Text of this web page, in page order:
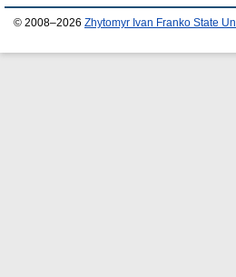
© 2008–2026 Zhytomyr Ivan Franko State